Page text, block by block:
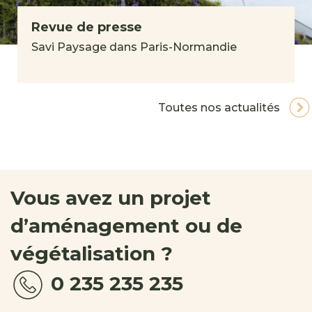
Revue de presse
Savi Paysage dans Paris-Normandie
Toutes nos actualités
Vous avez un projet
d’aménagement ou de
végétalisation ?
0 235 235 235